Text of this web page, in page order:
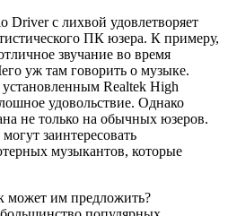
Driver с лихвой удовлетворяет
ПК юзера. К примеру,
звучание во время
уж там говорить о музыке.
Realtek High
удовольствие. Однако
не только на обычных юзеров.
заинтересовать
музыкантов, которые
может им предложить?